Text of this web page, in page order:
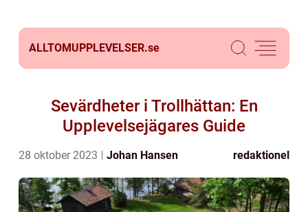
ALLTOMUPPLEVELSER.se
Sevärdheter i Trollhättan: En
Upplevelsejägares Guide
28 oktober 2023 Johan Hansen redaktionel